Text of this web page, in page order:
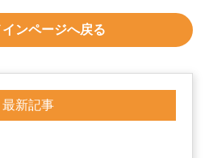
ンページへ戻る
最新記事